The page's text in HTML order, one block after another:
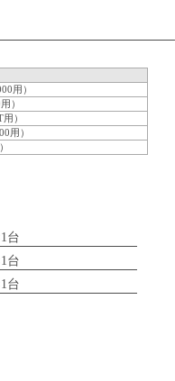
用）
）
）
用）
台
台
台